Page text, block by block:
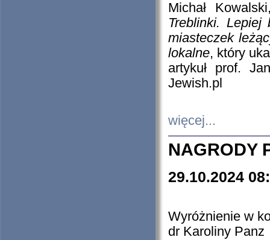
Michał
Treblinki. Lepiej
miasteczek
lokalne, który
artykuł prof.
Jewish.pl
więcej...
NAGRODY
29.10.2024
Wyróżnienie w
dr Karoliny Panz